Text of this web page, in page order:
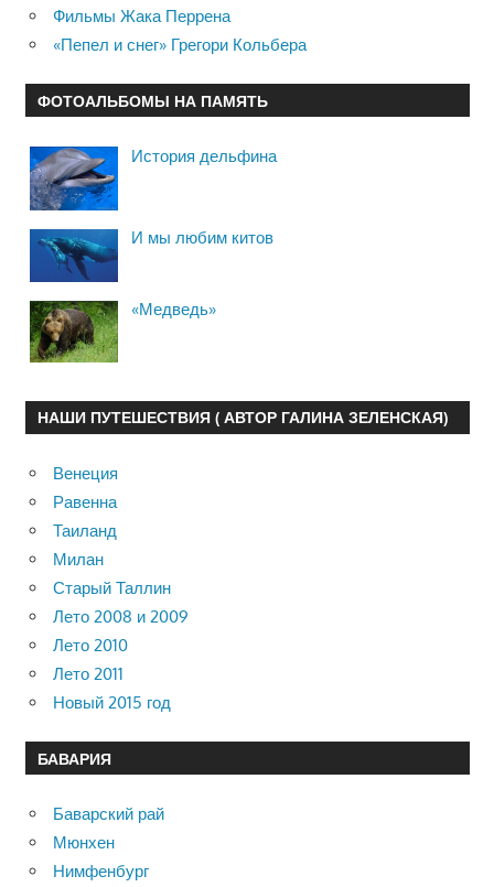
Фильмы Жака Перрена
«Пепел и снег» Грегори Кольбера
ФОТОАЛЬБОМЫ НА ПАМЯТЬ
История дельфина
И мы любим китов
«Медведь»
НАШИ ПУТЕШЕСТВИЯ ( АВТОР ГАЛИНА ЗЕЛЕНСКАЯ)
Венеция
Равенна
Таиланд
Милан
Старый Таллин
Лето 2008 и 2009
Лето 2010
Лето 2011
Новый 2015 год
БАВАРИЯ
Баварский рай
Мюнхен
Нимфенбург